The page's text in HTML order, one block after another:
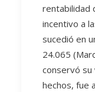
rentabilidad
incentivo a
sucedió en
24.065
conservó su
hechos, fue